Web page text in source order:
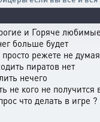
и Горяче
больше будет
режете не
пиратов нет
нечего
не кого не
что делать в игре ?